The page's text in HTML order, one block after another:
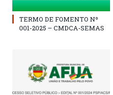
TERMO DE FOMENTO Nº
001-2025 – CMDCA-SEMAS